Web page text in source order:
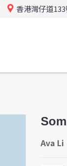
香港灣仔道
Ava Li